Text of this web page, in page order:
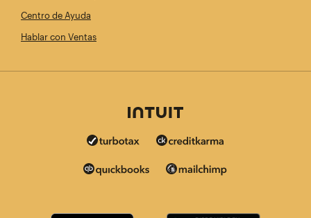
Centro de Ayuda
Hablar con Ventas